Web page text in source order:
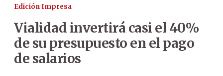
Edición Impresa
Vialidad invertirá casi el 40%
de su presupuesto en el pago
de salarios